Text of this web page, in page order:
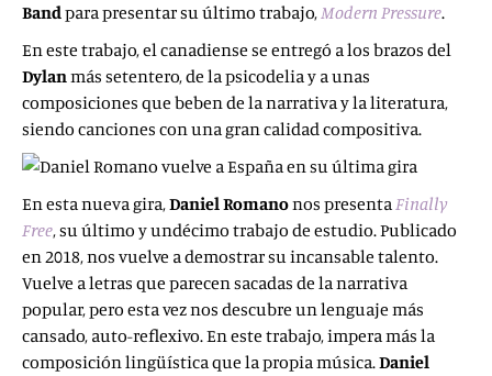
Bandpara presentar su último trabajo,Modern Pressure.
En este trabajo, el canadiense se entregó a los brazos del
Dylanmás setentero, de la psicodelia y a unas
composiciones que beben de la narrativa y la literatura,
siendo canciones con una gran calidad compositiva.
En esta nueva gira,Daniel Romanonos presentaFinally
Free, su último y undécimo trabajo de estudio. Publicado
en 2018, nos vuelve a demostrar su incansable talento.
Vuelve a letras que parecen sacadas de la narrativa
popular, pero esta vez nos descubre un lenguaje más
cansado, auto-reflexivo. En este trabajo, impera más la
composición lingüística que la propia música.Daniel